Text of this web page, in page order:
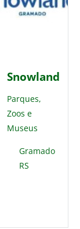
Snowland
Parques,
Zoos e
Museus
Gramado
RS